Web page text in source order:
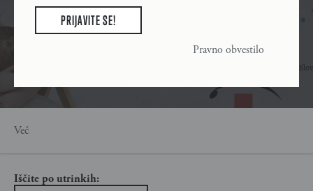
Več
Iščite po utrinkih:
PRIJAVITE SE!
Pravno obvestilo